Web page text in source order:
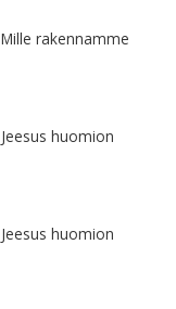
Mille rakennamme
Jeesus huomion
Jeesus huomion